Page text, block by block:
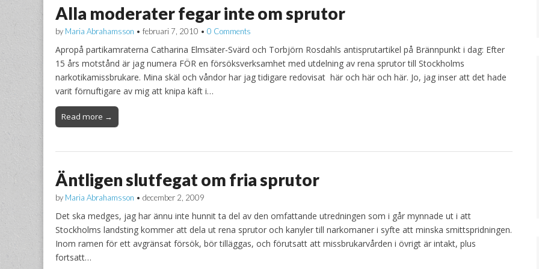
Alla moderater fegar inte om sprutor
by Maria Abrahamsson • februari 7, 2010 • 0 Comments
Apropå partikamraterna Catharina Elmsäter-Svärd och Torbjörn Rosdahls antisprutartikel på Brännpunkt i dag: Efter
15 års motstånd är jag numera FÖR en försöksverksamhet med utdelning av rena sprutor till Stockholms
narkotikamissbrukare. Mina skäl och våndor har jag tidigare redovisat här och här och här. Jo, jag inser att det hade
varit förnuftigare av mig att knipa käft i…
Read more →
Äntligen slutfegat om fria sprutor
by Maria Abrahamsson • december 2, 2009
Det ska medges, jag har ännu inte hunnit ta del av den omfattande utredningen som i går mynnade ut i att
Stockholms landsting kommer att dela ut rena sprutor och kanyler till narkomaner i syfte att minska smittspridningen.
Inom ramen för ett avgränsat försök, bör tilläggas, och förutsatt att missbrukarvården i övrigt är intakt, plus
fortsatt…